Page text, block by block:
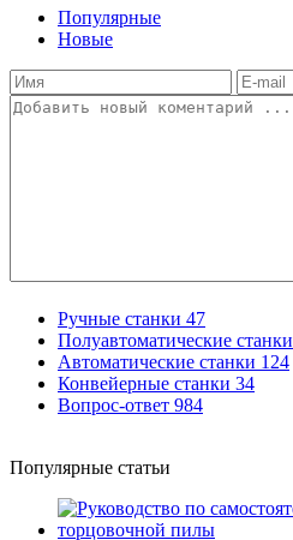
Популярные
Новые
Ручные станки 47
Полуавтоматические станки
Автоматические станки 124
Конвейерные станки 34
Вопрос-ответ 984
Популярные статьи